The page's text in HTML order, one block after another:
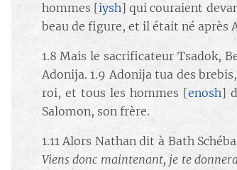
hommes [iysh] qui couraient
beau de figure, et il était né après
1.8 Mais le sacrificateur Tsadok,
Adonija. 1.9 Adonija tua des
roi, et tous les hommes [enosh]
Salomon, son frère.
1.11 Alors Nathan dit à Bath
Viens donc maintenant, je te